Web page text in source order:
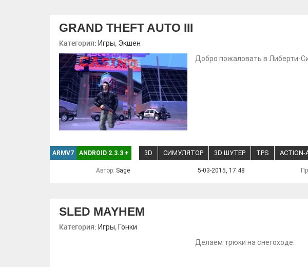
GRAND THEFT AUTO III
Категория: Игры, Экшен
Добро пожаловать в Либерти-
ARMV7 ANDROID 2.3.3 + 3D СИМУЛЯТОР 3D ШУТЕР TPS ACTION-
Автор: Sage 5-03-2015, 17:48
SLED MAYHEM
Категория: Игры, Гонки
Делаем трюки на снегоходе.